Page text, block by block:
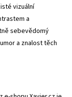
vizuální
a
sebevědomý
a znalost těch